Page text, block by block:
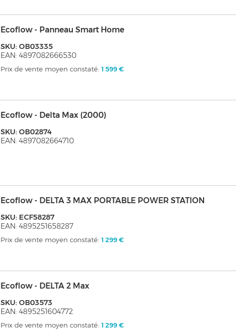
Ecoflow - Panneau Smart Home
SKU: OB03335
EAN: 4897082666530
Prix de vente moyen constaté:1 599 €
Ecoflow - Delta Max (2000)
SKU: OB02874
EAN: 4897082664710
Ecoflow - DELTA 3 MAX PORTABLE POWER STATION
SKU: ECF58287
EAN: 4895251658287
Prix de vente moyen constaté:1 299 €
Ecoflow - DELTA 2 Max
SKU: OB03573
EAN: 4895251604772
Prix de vente moyen constaté:1 299 €